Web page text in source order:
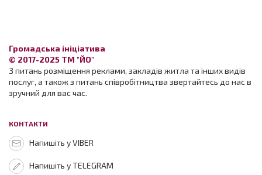
Громадська ініціатива
© 2017-2025 ТМ "ЙО"
З питань розміщення реклами, закладів житла та інших видів
послуг, а також з питань співробітництва звертайтесь до нас в
зручний для вас час.
КОНТАКТИ
Напишіть у VIBER
Напишіть у TELEGRAM